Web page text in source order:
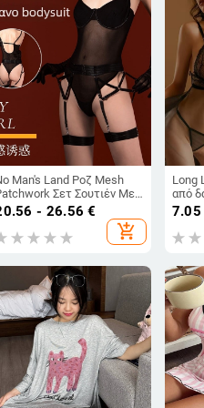
Man's Land Ροζ Mesh
Σετ Σουτιέν Με
Και Bodysuit Με
- 26.56 €
add_shopping_cart
Long
από
g/m²,
7.05